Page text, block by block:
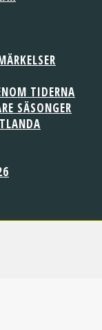
TIDERNA
SÄSONGER